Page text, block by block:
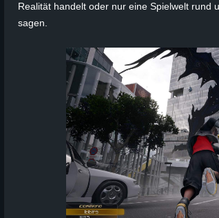
cRealität handelt oder nur eine Spielwelt rund
sagen.